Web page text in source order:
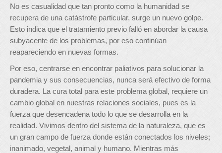
No es casualidad que tan pronto como la humanidad se
recupera de una catástrofe particular, surge un nuevo golpe.
Esto indica que el tratamiento previo falló en abordar la causa
subyacente de los problemas, por eso continúan
reapareciendo en nuevas formas.
Por eso, centrarse en encontrar paliativos para solucionar la
pandemia y sus consecuencias, nunca será efectivo de forma
duradera. La cura total para este problema global, requiere un
cambio global en nuestras relaciones sociales, pues es la
fuerza que desencadena todo lo que se desarrolla en la
realidad. Vivimos dentro del sistema de la naturaleza, que es
un gran campo de fuerza donde están conectados los niveles;
inanimado, vegetal, animal y humano. Mientras más